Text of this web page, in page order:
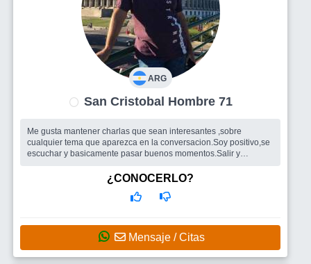
ARG
San Cristobal Hombre 71
Me gusta mantener charlas que sean interesantes ,sobre
cualquier tema que aparezca en la conversacion.Soy positivo,se
escuchar y basicamente pasar buenos momentos.Salir y
Mas que una mujer me gustaria llegar a encontrar una
¿CONOCERLO?
Mensaje / Citas